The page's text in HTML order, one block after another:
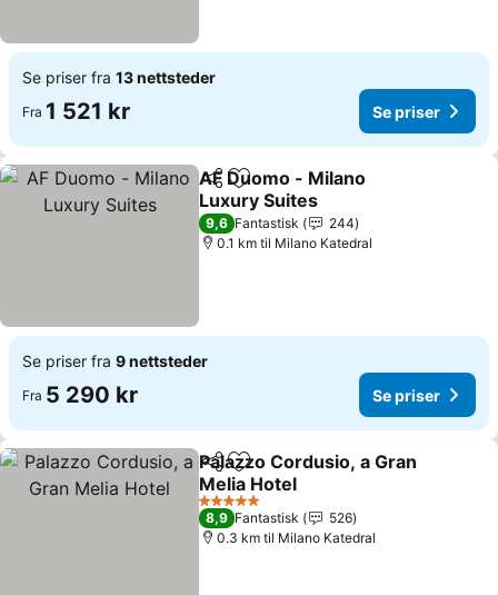
Se priser fra 13 nettsteder
Fra 1 521 kr Se priser
Del Legg til i favoritter
AF Duomo - Milano
Luxury Suites
Se priser
9,6 Fantastisk
244
0.1 km til Milano Katedral
Se priser fra 9 nettsteder
Fra 5 290 kr Se priser
Del Legg til i favoritter
Palazzo Cordusio, a Gran
Melia Hotel
Se priser
5 Stjerner
8,9 Fantastisk
526
0.3 km til Milano Katedral